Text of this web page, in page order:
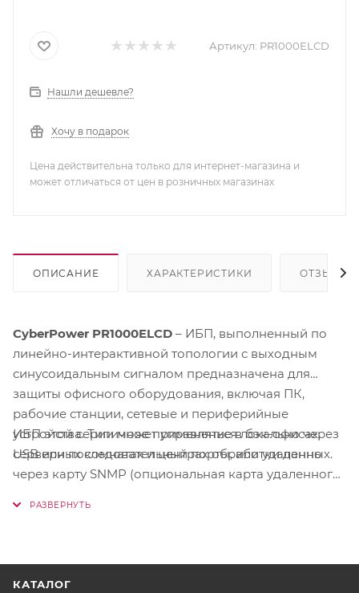
Артикул: PR1000ELCD
Нашли дешевле?
Хочу в подарок
Цена действительна только для интернет-магазина и
может отличаться от цен в розничных магазинах
ОПИСАНИЕ ХАРАКТЕРИСТИКИ ОТЗЫВЫ
CyberPower PR1000ELCD – ИБП, выполненный по
линейно-интерактивной топологии с выходным
синусоидальным сигналом предназначена для
защиты офисного оборудования, включая ПК,
рабочие станции, сетевые и периферийные
устройства. Типичное применение в бэк-офисах,
серверных комнатах и центрах обработки данных.
ИБП этой серии может управляться локально через
USB или последовательный порты, или удаленно
через карту SNMP (опциональная карта удаленного
КАТАЛОГ